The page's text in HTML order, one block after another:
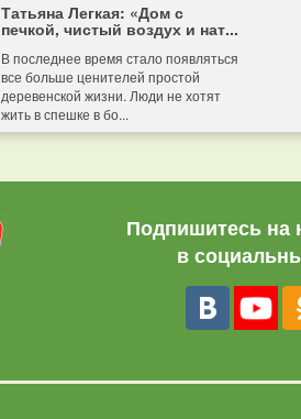
Татьяна Легкая: «Дом с
печкой, чистый воздух и нат...
В последнее время стало появляться
все больше ценителей простой
деревенской жизни. Люди не хотят
жить в спешке в бо...
Подпишитесь на
в